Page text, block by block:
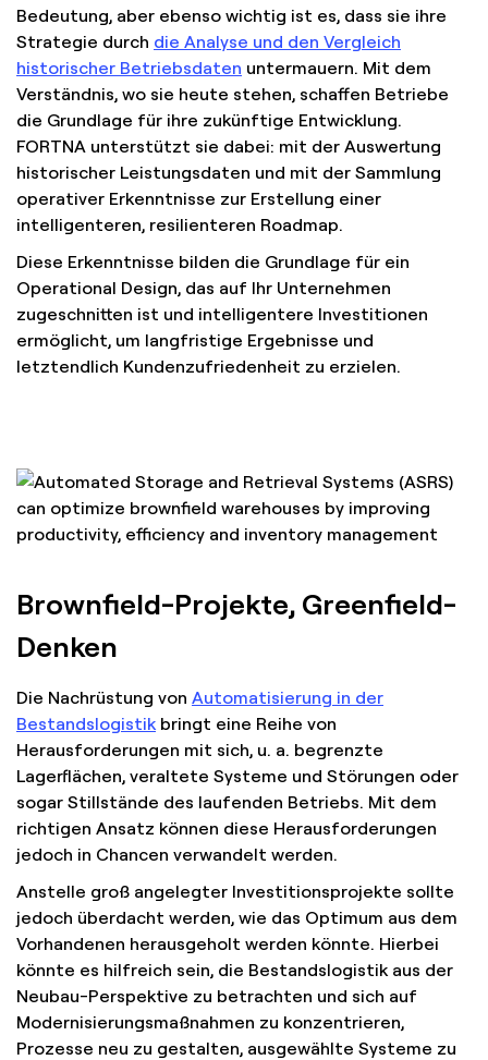
Bedeutung, aber ebenso wichtig ist es, dass sie ihre
Strategie durch die Analyse und den Vergleich
historischer Betriebsdaten untermauern. Mit dem
Verständnis, wo sie heute stehen, schaffen Betriebe
die Grundlage für ihre zukünftige Entwicklung.
FORTNA unterstützt sie dabei: mit der Auswertung
historischer Leistungsdaten und mit der Sammlung
operativer Erkenntnisse zur Erstellung einer
intelligenteren, resilienteren Roadmap.
Diese Erkenntnisse bilden die Grundlage für ein
Operational Design, das auf Ihr Unternehmen
zugeschnitten ist und intelligentere Investitionen
ermöglicht, um langfristige Ergebnisse und
letztendlich Kundenzufriedenheit zu erzielen.
Brownfield-Projekte, Greenfield-
Denken
Die Nachrüstung von Automatisierung in der
Bestandslogistik bringt eine Reihe von
Herausforderungen mit sich, u. a. begrenzte
Lagerflächen, veraltete Systeme und Störungen oder
sogar Stillstände des laufenden Betriebs. Mit dem
richtigen Ansatz können diese Herausforderungen
jedoch in Chancen verwandelt werden.
Anstelle groß angelegter Investitionsprojekte sollte
jedoch überdacht werden, wie das Optimum aus dem
Vorhandenen herausgeholt werden könnte. Hierbei
könnte es hilfreich sein, die Bestandslogistik aus der
Neubau-Perspektive zu betrachten und sich auf
Modernisierungsmaßnahmen zu konzentrieren,
Prozesse neu zu gestalten, ausgewählte Systeme zu